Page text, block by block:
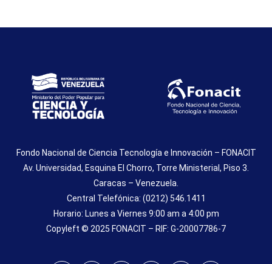
Fondo Nacional de Ciencia Tecnología e Innovación – FONACIT
Av. Universidad, Esquina El Chorro, Torre Ministerial, Piso 3.
Caracas – Venezuela.
Central Telefónica: (0212) 546.1411
Horario: Lunes a Viernes 9:00 am a 4:00 pm
Copyleft © 2025 FONACIT – RIF: G-20007786-7